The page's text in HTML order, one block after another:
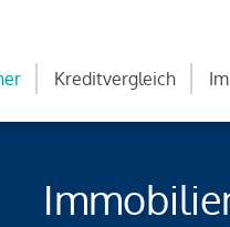
Kreditvergleich